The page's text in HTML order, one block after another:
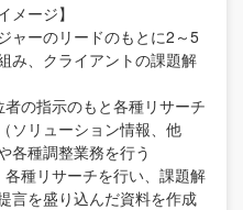
メージ】
ャーのリードのもとに2～5
み、クライアントの課題解
の指示のもと各種リサーチ
ソリューション情報、他
各種調整業務を行う
種リサーチを行い、課題解
言を盛り込んだ資料を作成